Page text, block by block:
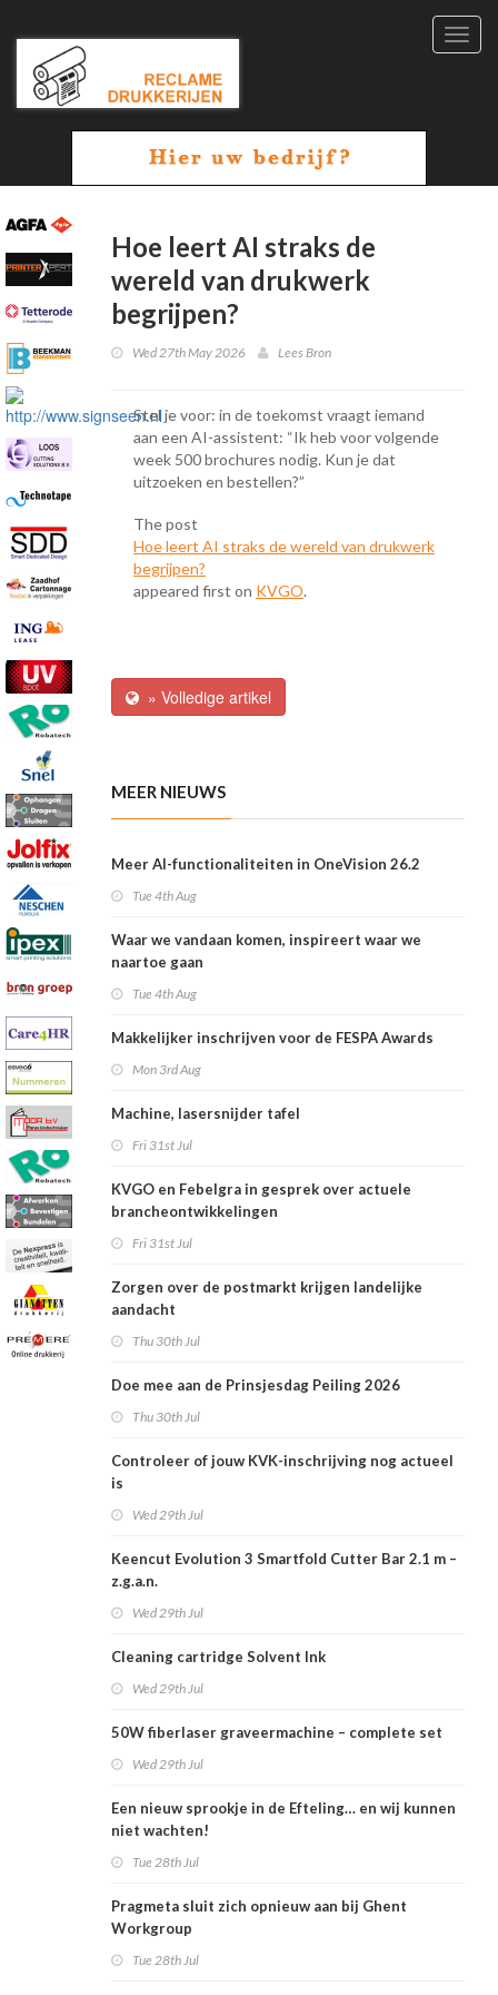
Hoe leert AI straks de
wereld van drukwerk
begrijpen?
Wed 27th May 2026 Lees Bron
Stel je voor: in de toekomst vraagt iemand
aan een AI-assistent: “Ik heb voor volgende
week 500 brochures nodig. Kun je dat
uitzoeken en bestellen?”
The post
Hoe leert AI straks de wereld van drukwerk
begrijpen?
appeared first on KVGO.
» Volledige artikel
MEER NIEUWS
Meer AI-functionaliteiten in OneVision 26.2
Tue 4th Aug
Waar we vandaan komen, inspireert waar we
naartoe gaan
Tue 4th Aug
Makkelijker inschrijven voor de FESPA Awards
Mon 3rd Aug
Machine, lasersnijder tafel
Fri 31st Jul
KVGO en Febelgra in gesprek over actuele
brancheontwikkelingen
Fri 31st Jul
Zorgen over de postmarkt krijgen landelijke
aandacht
Thu 30th Jul
Doe mee aan de Prinsjesdag Peiling 2026
Thu 30th Jul
Controleer of jouw KVK-inschrijving nog actueel
is
Wed 29th Jul
Keencut Evolution 3 Smartfold Cutter Bar 2.1 m –
z.g.a.n.
Wed 29th Jul
Cleaning cartridge Solvent Ink
Wed 29th Jul
50W fiberlaser graveermachine – complete set
Wed 29th Jul
Een nieuw sprookje in de Efteling… en wij kunnen
niet wachten!
Tue 28th Jul
Pragmeta sluit zich opnieuw aan bij Ghent
Workgroup
Tue 28th Jul